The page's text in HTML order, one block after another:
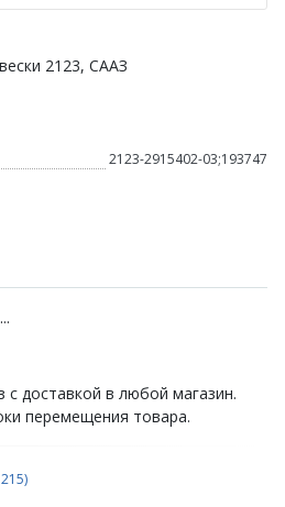
2123, СААЗ
2123-2915402-03;193747
доставкой в любой магазин.
перемещения товара.